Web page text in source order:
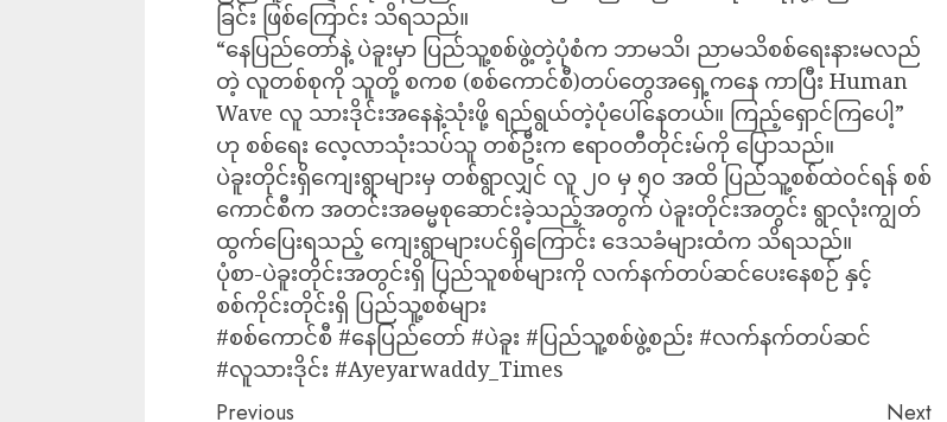
ခြင်း ဖြစ်ကြောင်း သိရသည်။
“နေပြည်တော်နဲ့ ပဲခူးမှာ ပြည်သူ့စစ်ဖွဲ့တဲ့ပုံစံက ဘာမသိ၊ ညာမသိစစ်ရေးနားမလည်
တဲ့ လူတစ်စုကို သူတို့ စကစ (စစ်ကောင်စီ)တပ်တွေအရှေ့ကနေ ကာပြီး Human
Wave လူ သားဒိုင်းအနေနဲ့သုံးဖို့ ရည်ရွယ်တဲ့ပုံပေါ်နေတယ်။ ကြည့်ရှောင်ကြပေါ့”
ဟု စစ်ရေး လေ့လာသုံးသပ်သူ တစ်ဦးက ဧရာ၀တီတိုင်းမ်ကို ပြောသည်။
ပဲခူးတိုင်းရှိကျေးရွာများမှ တစ်ရွာလျှင် လူ ၂၀ မှ ၅၀ အထိ ပြည်သူ့စစ်ထဲ၀င်ရန် စစ်
ကောင်စီက အတင်းအဓမ္မစုဆောင်းခဲ့သည့်အတွက် ပဲခူးတိုင်းအတွင်း ရွာလုံးကျွတ်
ထွက်ပြေးရသည့် ကျေးရွာများပင်ရှိကြောင်း ဒေသခံများထံက သိရသည်။
ပုံစာ-ပဲခူးတိုင်းအတွင်းရှိ ပြည်သူစစ်များကို လက်နက်တပ်ဆင်ပေးနေစဉ် နှင့်
စစ်ကိုင်းတိုင်းရှိ ပြည်သူ့စစ်များ
#စစ်ကောင်စီ #နေပြည်တော် #ပဲခူး #ပြည်သူ့စစ်ဖွဲ့စည်း #လက်နက်တပ်ဆင်
#လူသားဒိုင်း #Ayeyarwaddy_Times
Previous Next